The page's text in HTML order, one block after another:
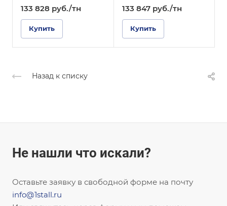
133 828 руб./тн
Купить
133 847 руб./тн
Купить
Назад к списку
Не нашли что искали?
Оставьте заявку в свободной форме на почту
info@1stall.ru